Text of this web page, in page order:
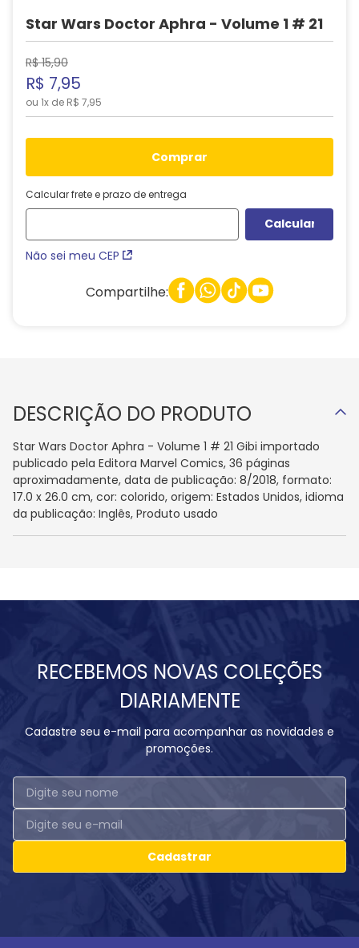
Star Wars Doctor Aphra - Volume 1 # 21
R$ 15,90
R$ 7,95
ou 1x de R$ 7,95
comprar
Calcular frete e prazo de entrega
Não sei meu CEP
Compartilhe:
DESCRIÇÃO DO PRODUTO
Star Wars Doctor Aphra - Volume 1 # 21 Gibi importado
publicado pela Editora Marvel Comics, 36 páginas
aproximadamente, data de publicação: 8/2018, formato:
17.0 x 26.0 cm, cor: colorido, origem: Estados Unidos, idioma
da publicação: Inglês, Produto usado
RECEBEMOS NOVAS COLEÇÕES
DIARIAMENTE
Cadastre seu e-mail para acompanhar as novidades e
promoções.
Cadastrar